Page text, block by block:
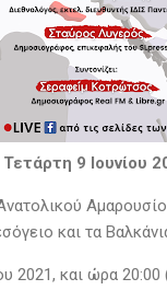
9 Ιουνίου
και τα
2021, και ώρα 20:00